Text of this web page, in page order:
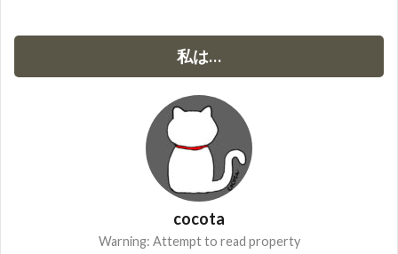
私は…
cocota
Warning: Attempt to read property